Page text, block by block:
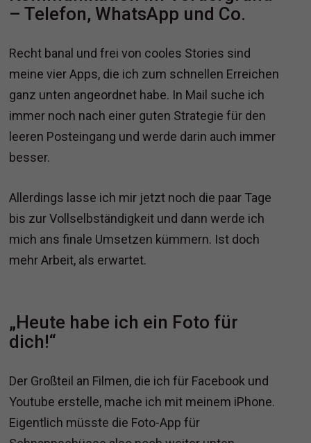
– Telefon, WhatsApp und Co.
Recht banal und frei von cooles Stories sind
meine vier Apps, die ich zum schnellen Erreichen
ganz unten angeordnet habe. In Mail suche ich
immer noch nach einer guten Strategie für den
leeren Posteingang und werde darin auch immer
besser.
Allerdings lasse ich mir jetzt noch die paar Tage
bis zur Vollselbständigkeit und dann werde ich
mich ans finale Umsetzen kümmern. Ist doch
mehr Arbeit, als erwartet.
„Heute habe ich ein Foto für
dich!“
Der Großteil an Filmen, die ich für Facebook und
Youtube erstelle, mache ich mit meinem iPhone.
Eigentlich müsste die Foto-App für